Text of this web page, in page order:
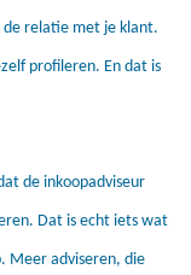
relatie met je klant.
profileren. En dat is
de inkoopadviseur
Dat is echt iets wat
Meer adviseren, die